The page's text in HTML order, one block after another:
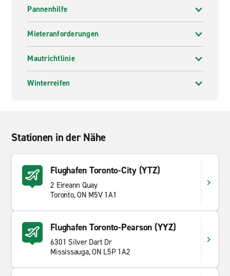
Pannenhilfe
Mieteranforderungen
Mautrichtlinie
Winterreifen
Stationen in der Nähe
Flughafen Toronto-City (YTZ)
2 Eireann Quay
Toronto, ON M5V 1A1
Flughafen Toronto-Pearson (YYZ)
6301 Silver Dart Dr
Mississauga, ON L5P 1A2